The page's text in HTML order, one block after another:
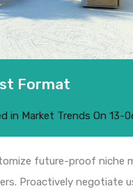
Format
in Market Trends On 13-
future-proof niche
Proactively negotiate